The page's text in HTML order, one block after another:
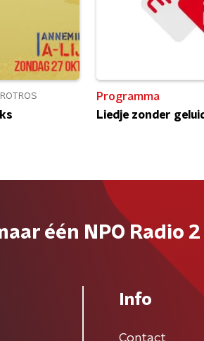
Programma
Liedje zonder
één NPO Radio 2
Info
Contact